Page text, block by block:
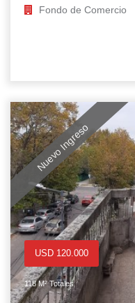
Fondo de Comercio
Nuevo Ingreso
USD 120.000
118 M² Totales